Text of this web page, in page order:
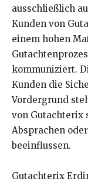
ausschließlich
Kunden von
einem hohen
kommuniziert.
Kunden die
Vordergrund
von Gutachterix
Absprachen
beeinflussen.
Gutachterix